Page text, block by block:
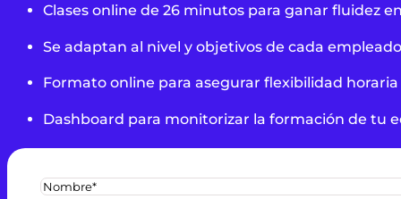
Clases online de 26 minutos para ganar fluidez
Se adaptan al nivel y objetivos de cada
Formato online para asegurar flexibilidad horaria
Dashboard para monitorizar la formación de tu